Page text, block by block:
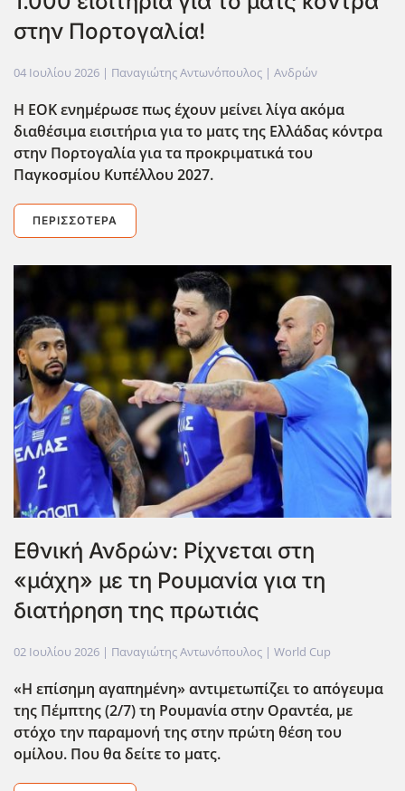
στην Πορτογαλία!
04 Ιουλίου 2026 | Παναγιώτης Αντωνόπουλος | Ανδρών
Η ΕΟΚ ενημέρωσε πως έχουν μείνει λίγα ακόμα
διαθέσιμα εισιτήρια για το ματς της Ελλάδας κόντρα
στην Πορτογαλία για τα προκριματικά του
Παγκοσμίου Κυπέλλου 2027.
ΠΕΡΙΣΣΌΤΕΡΑ
Εθνική Ανδρών: Ρίχνεται στη
«μάχη» με τη Ρουμανία για τη
διατήρηση της πρωτιάς
02 Ιουλίου 2026 | Παναγιώτης Αντωνόπουλος | World Cup
«Η επίσημη αγαπημένη» αντιμετωπίζει το απόγευμα
της Πέμπτης (2/7) τη Ρουμανία στην Οραντέα, με
στόχο την παραμονή της στην πρώτη θέση του
ομίλου. Που θα δείτε το ματς.